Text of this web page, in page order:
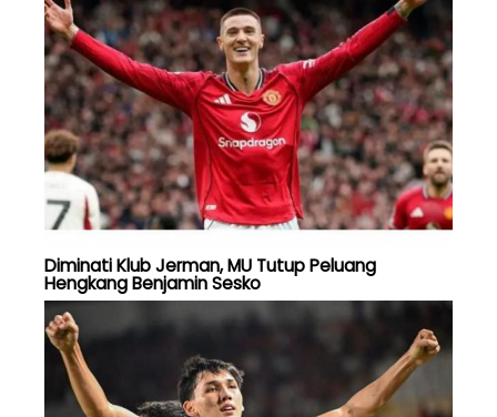
Diminati Klub Jerman, MU Tutup Peluang
Hengkang Benjamin Sesko